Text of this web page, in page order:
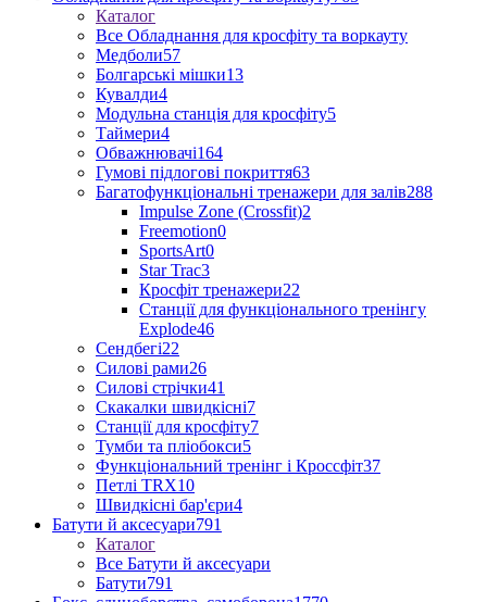
Каталог
Все Обладнання для кросфіту та воркауту
Медболи57
Болгарські мішки13
Кувалди4
Модульна станція для кросфіту5
Таймери4
Обважнювачі164
Гумові підлогові покриття63
Багатофункціональні тренажери для залів288
Impulse Zone (Crossfit)2
Freemotion0
SportsArt0
Star Trac3
Кросфіт тренажери22
Станції для функціонального тренінгу
Explode46
Сендбегі22
Силові рами26
Силові стрічки41
Скакалки швидкісні7
Станції для кросфіту7
Тумби та пліобокси5
Функціональний тренінг і Кроссфіт37
Петлі TRX10
Швидкісні бар'єри4
Батути й аксесуари791
Каталог
Все Батути й аксесуари
Батути791